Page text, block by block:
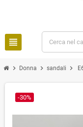
view_headline
chevron_right Donna chevron_right sandali chevron_right
-30%